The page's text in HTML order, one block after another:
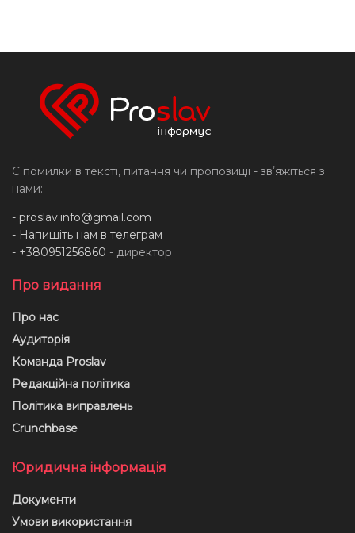
Є помилки в тексті, питання чи пропозиції - звʼяжіться з
нами:
- proslav.info@gmail.com
- Напишіть нам в телеграм
- +380951256860 - директор
Про видання
Про нас
Аудиторія
Команда Proslav
Редакційна політика
Політика виправлень
Crunchbase
Юридична інформація
Документи
Умови використання